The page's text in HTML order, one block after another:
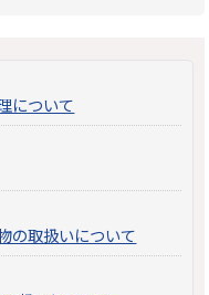
について
の取扱いについて